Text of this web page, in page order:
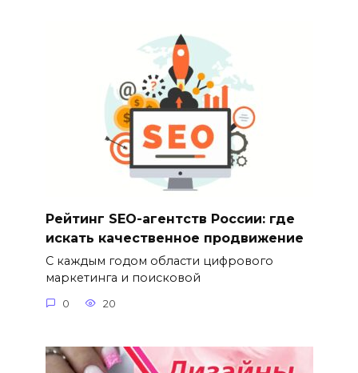
Рейтинг SEO-агентств России: где
искать качественное продвижение
С каждым годом области цифрового
маркетинга и поисковой
0 20